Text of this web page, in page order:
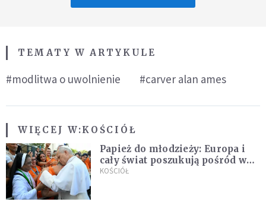
TEMATY W ARTYKULE
#modlitwa o uwolnienie #carver alan ames
WIĘCEJ W:KOŚCIÓŁ
Papież do młodzieży: Europa i
cały świat poszukują pośród was
nowych świętych
KOŚCIÓŁ